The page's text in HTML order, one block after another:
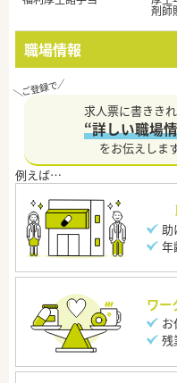
剤師
職場情報
求人票に書きき
“詳しい職場
をお伝えします
助
年
ワー
お
残